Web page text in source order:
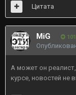
Цитата
MiG
А может он реалист,
курсе, новостей не